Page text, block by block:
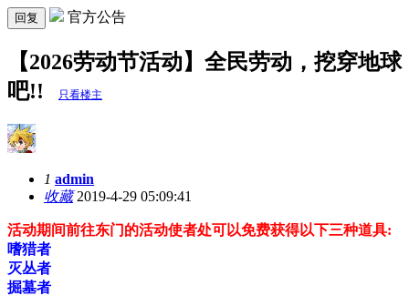
回复 官方公告
【2026劳动节活动】全民劳动，挖穿地球
吧!!
只看楼主
1 admin
收藏2019-4-29 05:09:41
活动期间前往东门的活动使者处可以免费获得以下三种道具:
嗜猎者
灭丛者
掘墓者